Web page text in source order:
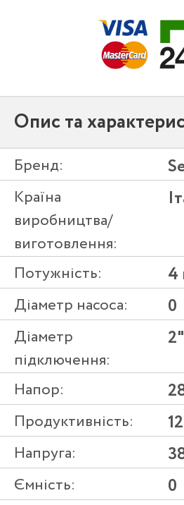
Опис та
Бренд:
Країна
виробництва/
виготовлення:
Потужність: 4
Діаметр насоса: 0
Діаметр
підключення:
2"
Напор:
Продуктивність:
Напруга:
Ємність: 0